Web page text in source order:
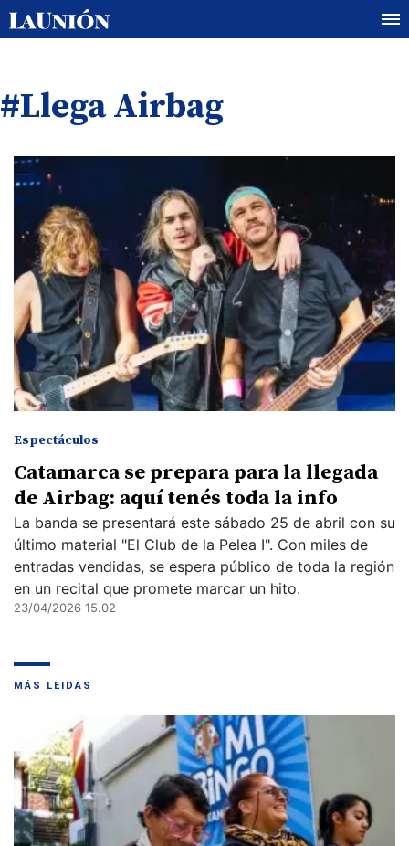
#Llega Airbag
Espectáculos
Catamarca se prepara para la llegada
de Airbag: aquí tenés toda la info
La banda se presentará este sábado 25 de abril con su
último material "El Club de la Pelea I". Con miles de
entradas vendidas, se espera público de toda la región
en un recital que promete marcar un hito.
23/04/2026 15.02
MÁS LEIDAS